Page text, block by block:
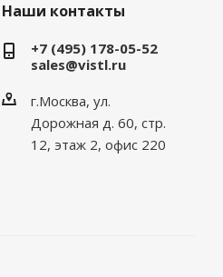
Наши контакты
+7 (495) 178-05-52
sales@vistl.ru
г.Москва, ул.
Дорожная д. 60, стр.
12, этаж 2, офис 220